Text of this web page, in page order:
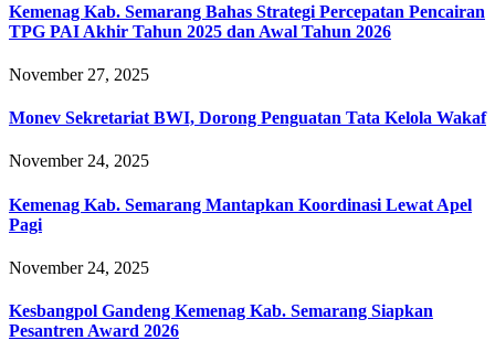
Kemenag Kab. Semarang Bahas Strategi Percepatan Pencairan
TPG PAI Akhir Tahun 2025 dan Awal Tahun 2026
November 27, 2025
Monev Sekretariat BWI, Dorong Penguatan Tata Kelola Wakaf
November 24, 2025
Kemenag Kab. Semarang Mantapkan Koordinasi Lewat Apel
Pagi
November 24, 2025
Kesbangpol Gandeng Kemenag Kab. Semarang Siapkan
Pesantren Award 2026